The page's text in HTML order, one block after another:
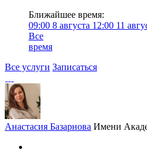
Ближайшее время:
09:00 8 августа 12:00 11
Все
время
Все услуги Записаться
Анастасия Базарнова Имени